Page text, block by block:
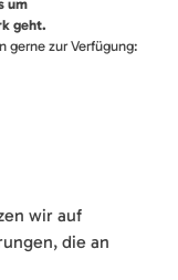
um
geht.
gerne zur Verfügung:
wir auf
die an